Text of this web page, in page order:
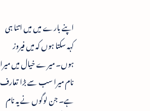
اپنے بارے میں میں اتنا ہی
کہہ سکتا ہوں کہ میں فیروز
ہوں۔ میرے خیال میں میرا
نام میرا سب سے بڑا تعارف
ہے۔ جن لوگوں نے یہ نام